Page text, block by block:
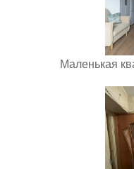
Маленькая